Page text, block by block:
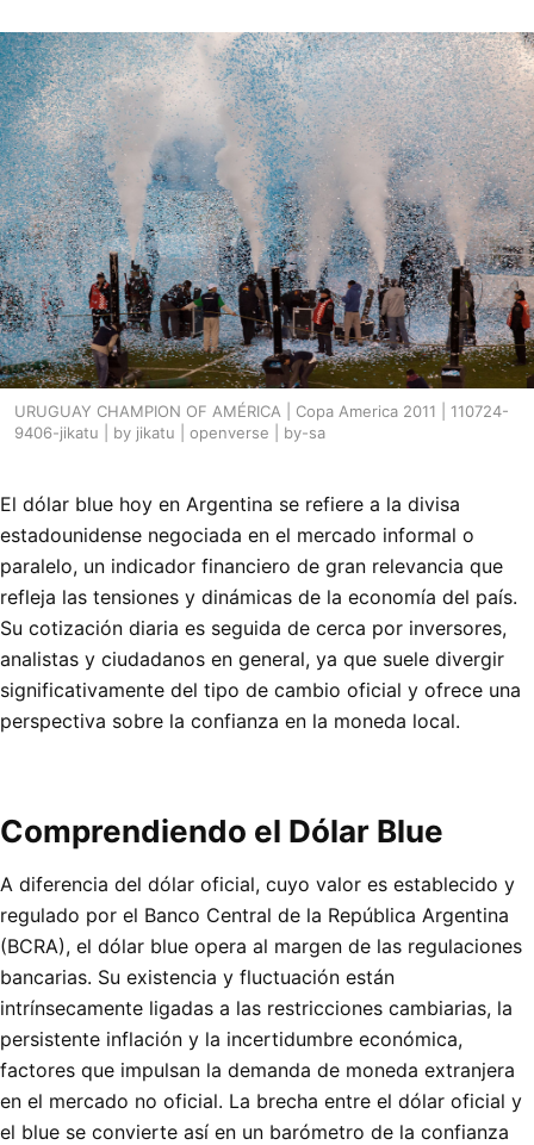
URUGUAY CHAMPION OF AMÉRICA | Copa America 2011 | 110724-
9406-jikatu | by jikatu | openverse | by-sa
El dólar blue hoy en Argentina se refiere a la divisa
estadounidense negociada en el mercado informal o
paralelo, un indicador financiero de gran relevancia que
refleja las tensiones y dinámicas de la economía del país.
Su cotización diaria es seguida de cerca por inversores,
analistas y ciudadanos en general, ya que suele divergir
significativamente del tipo de cambio oficial y ofrece una
perspectiva sobre la confianza en la moneda local.
Comprendiendo el Dólar Blue
A diferencia del dólar oficial, cuyo valor es establecido y
regulado por el Banco Central de la República Argentina
(BCRA), el dólar blue opera al margen de las regulaciones
bancarias. Su existencia y fluctuación están
intrínsecamente ligadas a las restricciones cambiarias, la
persistente inflación y la incertidumbre económica,
factores que impulsan la demanda de moneda extranjera
en el mercado no oficial. La brecha entre el dólar oficial y
el blue se convierte así en un barómetro de la confianza